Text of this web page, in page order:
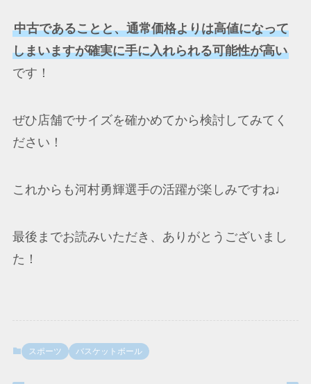
中古であることと、通常価格よりは高値になって
しまいますが確実に手に入れられる可能性が高い
です！
ぜひ店舗でサイズを確かめてから検討してみてく
ださい！
これからも河村勇輝選手の活躍が楽しみですね♩
最後までお読みいただき、ありがとうございまし
た！
スポーツ バスケットボール